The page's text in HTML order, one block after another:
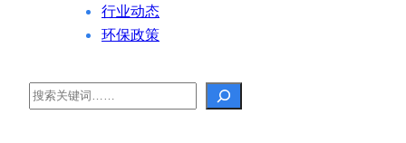
行业动态
环保政策
Search